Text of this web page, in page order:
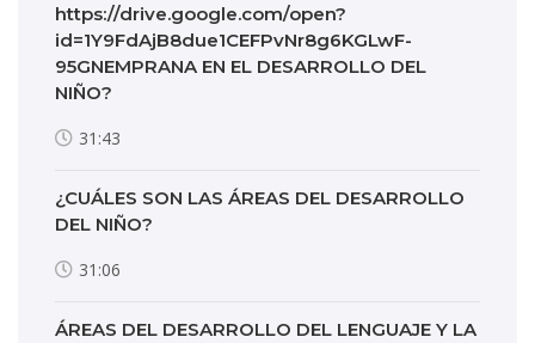
https://drive.google.com/open?
id=1Y9FdAjB8due1CEFPvNr8g6KGLwF-
95GNEMPRANA EN EL DESARROLLO DEL
NIÑO?
31:43
¿CUÁLES SON LAS ÁREAS DEL DESARROLLO
DEL NIÑO?
31:06
ÁREAS DEL DESARROLLO DEL LENGUAJE Y LA